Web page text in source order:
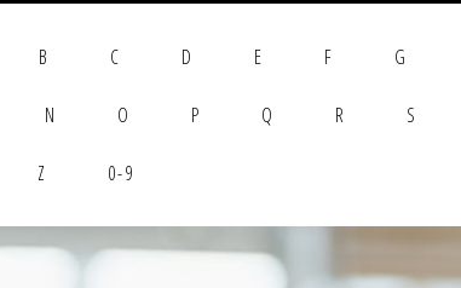
B C D E F G
N O P Q R S
Z 0-9